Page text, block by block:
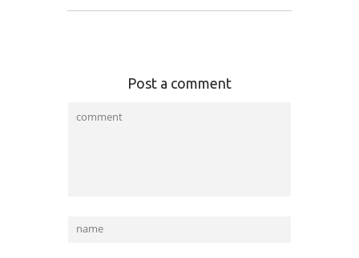
Post a comment